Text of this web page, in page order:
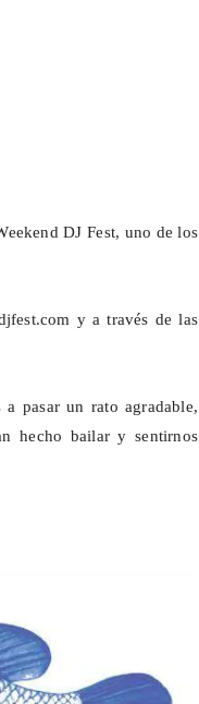
DJFest, uno de los
y a través de las
a pasar un rato agradable,
hecho bailar y sentirnos